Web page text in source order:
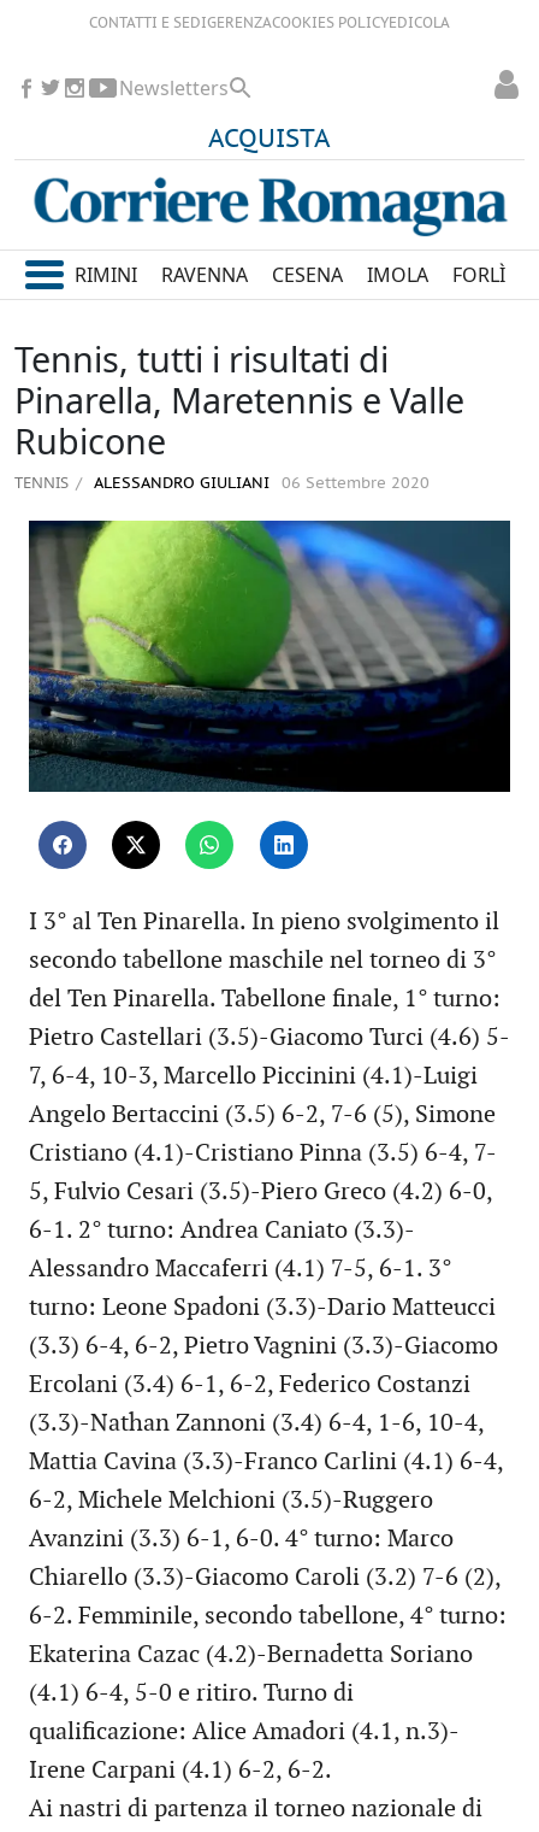
CONTATTI E SEDIGERENZACOOKIES POLICYEDICOLA
ACQUISTA
Newsletters
RIMINI RAVENNA CESENA IMOLA FORLÌ
Tennis, tutti i risultati di
Pinarella, Maretennis e Valle
Rubicone
TENNIS ALESSANDRO GIULIANI 06 Settembre 2020
I 3° al Ten Pinarella. In pieno svolgimento il
secondo tabellone maschile nel torneo di 3°
del Ten Pinarella. Tabellone finale, 1° turno:
Pietro Castellari (3.5)-Giacomo Turci (4.6) 5-
7, 6-4, 10-3, Marcello Piccinini (4.1)-Luigi
Angelo Bertaccini (3.5) 6-2, 7-6 (5), Simone
Cristiano (4.1)-Cristiano Pinna (3.5) 6-4, 7-
5, Fulvio Cesari (3.5)-Piero Greco (4.2) 6-0,
6-1. 2° turno: Andrea Caniato (3.3)-
Alessandro Maccaferri (4.1) 7-5, 6-1. 3°
turno: Leone Spadoni (3.3)-Dario Matteucci
(3.3) 6-4, 6-2, Pietro Vagnini (3.3)-Giacomo
Ercolani (3.4) 6-1, 6-2, Federico Costanzi
(3.3)-Nathan Zannoni (3.4) 6-4, 1-6, 10-4,
Mattia Cavina (3.3)-Franco Carlini (4.1) 6-4,
6-2, Michele Melchioni (3.5)-Ruggero
Avanzini (3.3) 6-1, 6-0. 4° turno: Marco
Chiarello (3.3)-Giacomo Caroli (3.2) 7-6 (2),
6-2. Femminile, secondo tabellone, 4° turno:
Ekaterina Cazac (4.2)-Bernadetta Soriano
(4.1) 6-4, 5-0 e ritiro. Turno di
qualificazione: Alice Amadori (4.1, n.3)-
Irene Carpani (4.1) 6-2, 6-2.
Ai nastri di partenza il torneo nazionale di